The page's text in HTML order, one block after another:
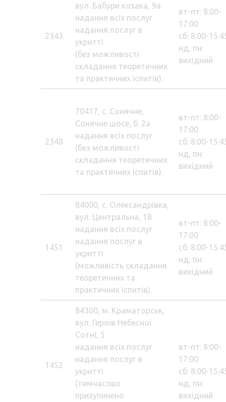
2343
вул. Бабури козака, 9а
надання всіх послуг
надання послуг в
укритті
(без можливості
складання теоретичних
та практичних іспитів).
вт-пт: 8:00-
17:00
сб: 8:00-
нд, пн:
вихідний
2348
70417, с. Сонячне,
Сонячне шосе, б. 2а
надання всіх послуг
(без можливості
складання теоретичних
та практичних іспитів).
вт-пт: 8:00-
17:00
сб: 8:00-
нд, пн:
вихідний
1451
84000, с. Олександрівка,
вул. Центральна, 18
надання всіх послуг
надання послуг в
укритті
(можливість складання
теоретичних та
практичних іспитів).
вт-пт: 8:00-
17:00
сб: 8:00-
нд, пн:
вихідний
1452
84300, м. Краматорськ,
вул. Героїв Небесної
Сотні, 5
надання всіх послуг
надання послуг в
укритті
(тимчасово
призупинено
вт-пт: 8:00-
17:00
сб: 8:00-
нд, пн:
вихідний